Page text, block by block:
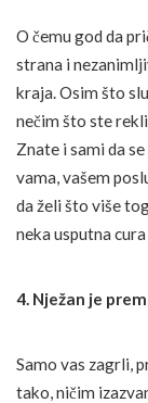
O čemu god da
strana i
kraja. Osim što
nečim što ste
Znate i sami da
vama, vašem
da želi što više
neka usputna
4. Nježan je
Samo vas zagrli,
tako, ničim